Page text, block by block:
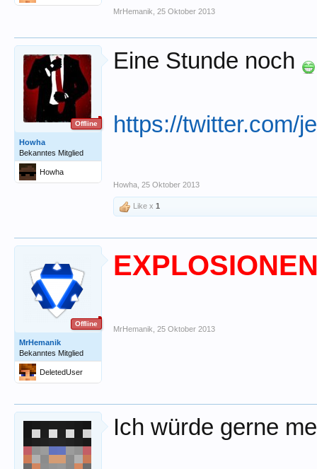
MrHemanik 25 Oktober 2013
Offline
Howha
Bekanntes Mitglied
Howha
Eine Stunde noch
https://twitter.com/
Howha 25 Oktober 2013
Like x 1
Offline
MrHemanik
Bekanntes Mitglied
DeletedUser
MrHemanik 25 Oktober 2013
Ich würde gerne